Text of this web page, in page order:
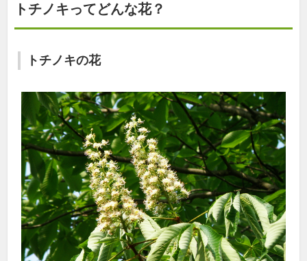
トチノキってどんな花？
トチノキの花